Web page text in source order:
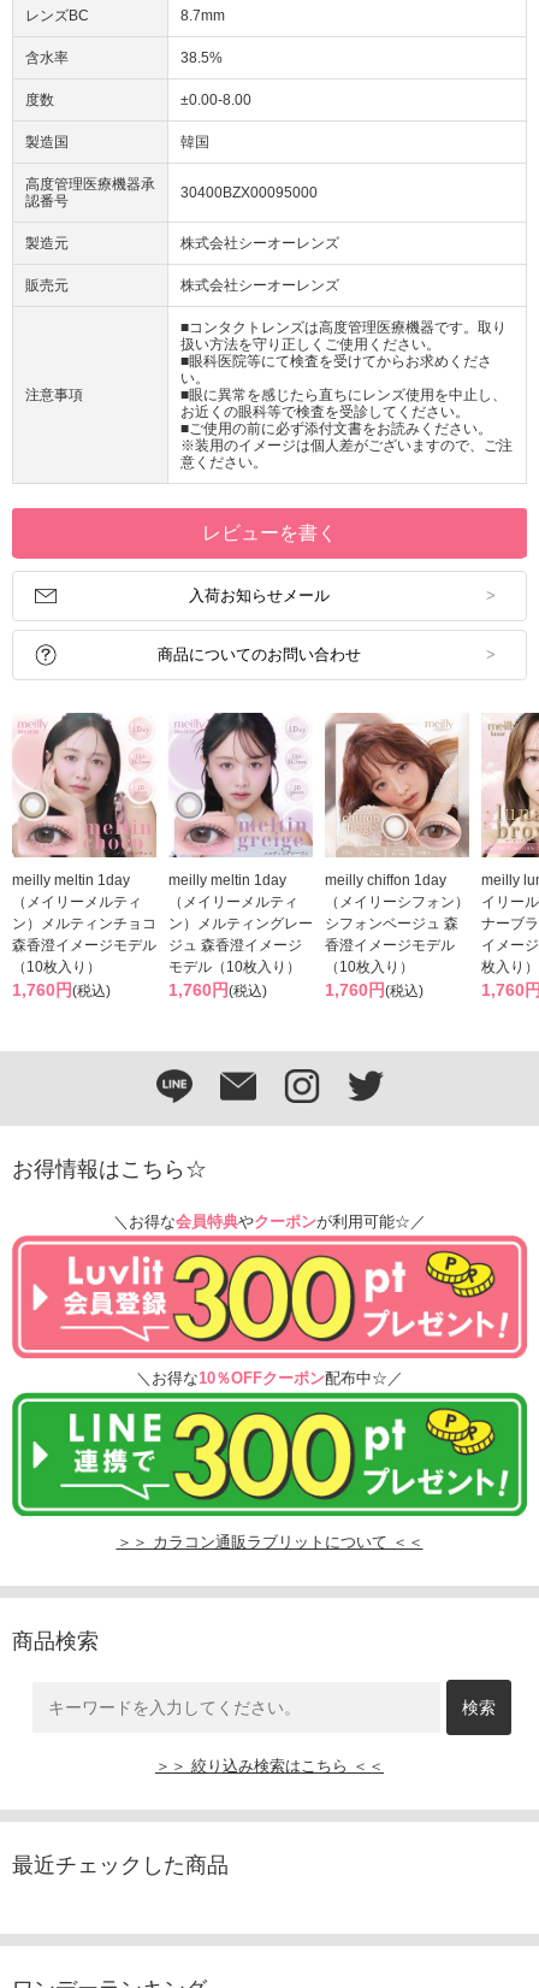
レンズBC 8.7mm
含水率 38.5%
度数 ±0.00-8.00
製造国 韓国
高度管理医療機器承
認番号
30400BZX00095000
製造元 株式会社シーオーレンズ
販売元 株式会社シーオーレンズ
注意事項
■コンタクトレンズは高度管理医療機器です。取り
扱い方法を守り正しくご使用ください。
■眼科医院等にて検査を受けてからお求めくださ
い。
■眼に異常を感じたら直ちにレンズ使用を中止し、
お近くの眼科等で検査を受診してください。
■ご使用の前に必ず添付文書をお読みください。
※装用のイメージは個人差がございますので、ご注
意ください。
レビューを書く
入荷お知らせメール
商品についてのお問い合わせ
meilly meltin 1day
（メイリーメルティ
ン）メルティンチョコ
森香澄イメージモデル
（10枚入り）
1,760円(税込)
meilly meltin 1day
（メイリーメルティ
ン）メルティングレー
ジュ 森香澄イメージ
モデル（10枚入り）
1,760円(税込)
meilly chiffon 1day
（メイリーシフォン）
シフォンベージュ 森
香澄イメージモデル
（10枚入り）
1,760円(税込)
meilly
イリー
ナーブ
イメー
枚入り）
1,760
お得情報はこちら☆
＼お得な会員特典やクーポンが利用可能☆／
＼お得な10％OFFクーポン配布中☆／
＞＞ カラコン通販ラブリットについて ＜＜
商品検索
＞＞ 絞り込み検索はこちら ＜＜
最近チェックした商品